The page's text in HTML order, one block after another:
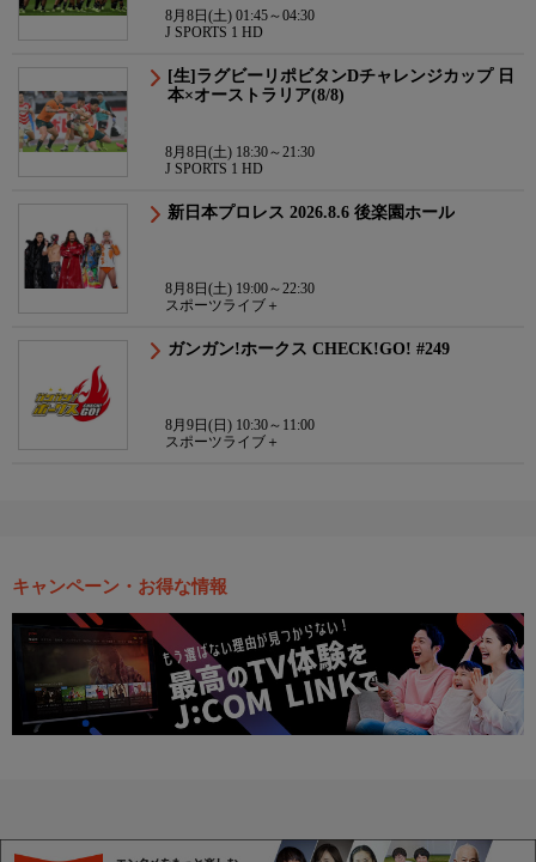
8月8日(土) 01:45～04:30
J SPORTS 1 HD
[生]ラグビーリポビタンDチャレンジカップ 日
本×オーストラリア(8/8)
8月8日(土) 18:30～21:30
J SPORTS 1 HD
新日本プロレス 2026.8.6 後楽園ホール
8月8日(土) 19:00～22:30
スポーツライブ＋
ガンガン!ホークス CHECK!GO! #249
8月9日(日) 10:30～11:00
スポーツライブ＋
キャンペーン・お得な情報